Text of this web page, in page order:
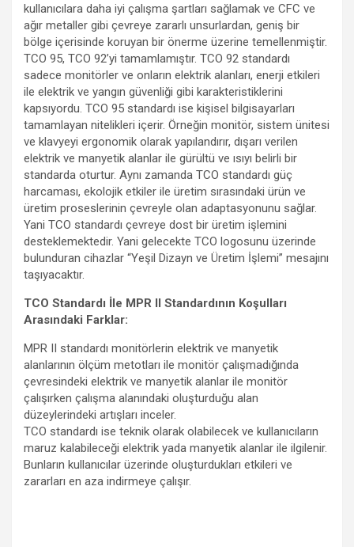
kullanıcılara daha iyi çalışma şartları sağlamak ve CFC ve
ağır metaller gibi çevreye zararlı unsurlardan, geniş bir
bölge içerisinde koruyan bir önerme üzerine temellenmiştir.
TCO 95, TCO 92’yi tamamlamıştır. TCO 92 standardı
sadece monitörler ve onların elektrik alanları, enerji etkileri
ile elektrik ve yangın güvenliği gibi karakteristiklerini
kapsıyordu. TCO 95 standardı ise kişisel bilgisayarları
tamamlayan nitelikleri içerir. Örneğin monitör, sistem ünitesi
ve klavyeyi ergonomik olarak yapılandırır, dışarı verilen
elektrik ve manyetik alanlar ile gürültü ve ısıyı belirli bir
standarda oturtur. Aynı zamanda TCO standardı güç
harcaması, ekolojik etkiler ile üretim sırasındaki ürün ve
üretim proseslerinin çevreyle olan adaptasyonunu sağlar.
Yani TCO standardı çevreye dost bir üretim işlemini
desteklemektedir. Yani gelecekte TCO logosunu üzerinde
bulunduran cihazlar “Yeşil Dizayn ve Üretim İşlemi” mesajını
taşıyacaktır.
TCO Standardı İle MPR II Standardının Koşulları
Arasındaki Farklar:
MPR II standardı monitörlerin elektrik ve manyetik
alanlarının ölçüm metotları ile monitör çalışmadığında
çevresindeki elektrik ve manyetik alanlar ile monitör
çalışırken çalışma alanındaki oluşturduğu alan
düzeylerindeki artışları inceler.
TCO standardı ise teknik olarak olabilecek ve kullanıcıların
maruz kalabileceği elektrik yada manyetik alanlar ile ilgilenir.
Bunların kullanıcılar üzerinde oluşturdukları etkileri ve
zararları en aza indirmeye çalışır.